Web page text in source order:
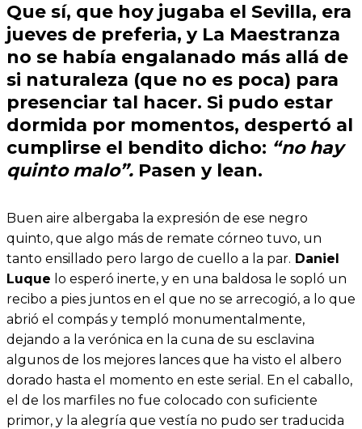
Que sí, que hoy jugaba el Sevilla, era
jueves de preferia, y La Maestranza
no se había engalanado más allá de
si naturaleza (que no es poca) para
presenciar tal hacer. Si pudo estar
dormida por momentos, despertó al
cumplirse el bendito dicho: “no hay
quinto malo”. Pasen y lean.
Buen aire albergaba la expresión de ese negro
quinto, que algo más de remate córneo tuvo, un
tanto ensillado pero largo de cuello a la par. Daniel
Luque lo esperó inerte, y en una baldosa le sopló un
recibo a pies juntos en el que no se arrecogió, a lo que
abrió el compás y templó monumentalmente,
dejando a la verónica en la cuna de su esclavina
algunos de los mejores lances que ha visto el albero
dorado hasta el momento en este serial. En el caballo,
el de los marfiles no fue colocado con suficiente
primor, y la alegría que vestía no pudo ser traducida